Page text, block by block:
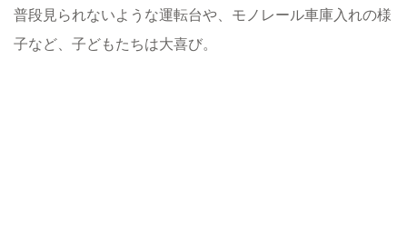
普段見られないような運転台や、モノレール車庫入れの様
子など、子どもたちは大喜び。